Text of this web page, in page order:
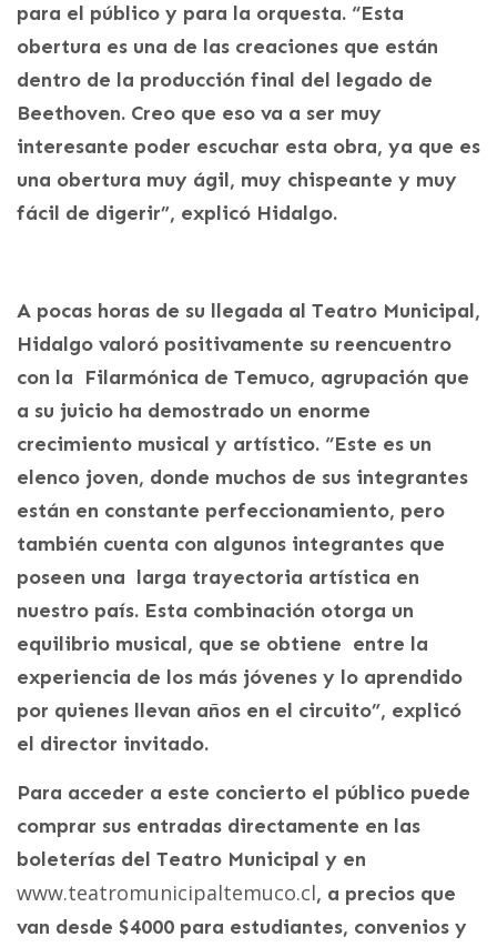
para el público y para la orquesta. “Esta
obertura es una de las creaciones que están
dentro de la producción final del legado de
Beethoven. Creo que eso va a ser muy
interesante poder escuchar esta obra, ya que es
una obertura muy ágil, muy chispeante y muy
fácil de digerir”, explicó Hidalgo.
A pocas horas de su llegada al Teatro Municipal,
Hidalgo valoró positivamente su reencuentro
con la Filarmónica de Temuco, agrupación que
a su juicio ha demostrado un enorme
crecimiento musical y artístico. “Este es un
elenco joven, donde muchos de sus integrantes
están en constante perfeccionamiento, pero
también cuenta con algunos integrantes que
poseen una larga trayectoria artística en
nuestro país. Esta combinación otorga un
equilibrio musical, que se obtiene entre la
experiencia de los más jóvenes y lo aprendido
por quienes llevan años en el circuito”, explicó
el director invitado.
Para acceder a este concierto el público puede
comprar sus entradas directamente en las
boleterías del Teatro Municipal y en
www.teatromunicipaltemuco.cl, a precios que
van desde $4000 para estudiantes, convenios y